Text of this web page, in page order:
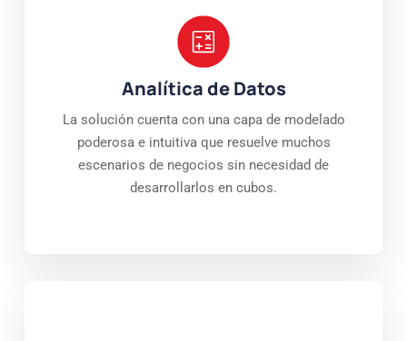
Analítica de Datos
La solución cuenta con una capa de modelado
poderosa e intuitiva que resuelve muchos
escenarios de negocios sin necesidad de
desarrollarlos en cubos.